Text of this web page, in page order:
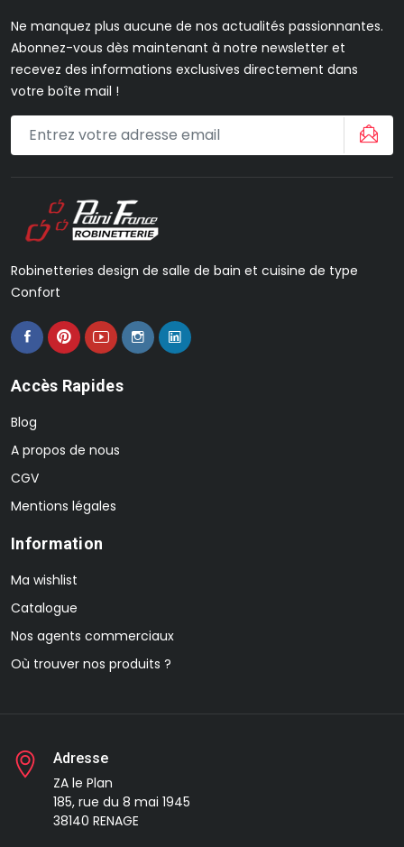
Ne manquez plus aucune de nos actualités passionnantes.
Abonnez-vous dès maintenant à notre newsletter et
recevez des informations exclusives directement dans
votre boîte mail !
Robinetteries design de salle de bain et cuisine de type
Confort
Accès Rapides
Blog
A propos de nous
CGV
Mentions légales
Information
Ma wishlist
Catalogue
Nos agents commerciaux
Où trouver nos produits ?
Adresse
ZA le Plan
185, rue du 8 mai 1945
38140 RENAGE